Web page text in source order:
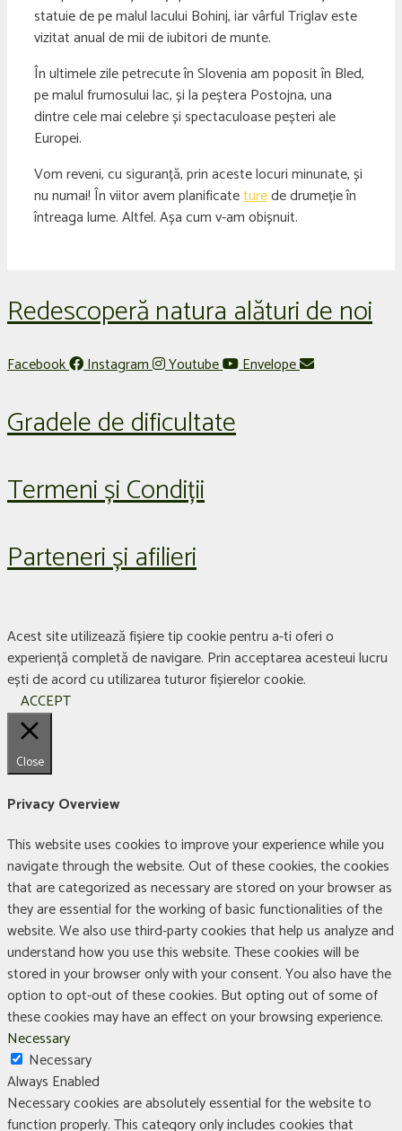
statuie de pe malul lacului Bohinj, iar vârful Triglav este
vizitat anual de mii de iubitori de munte.
În ultimele zile petrecute în Slovenia am poposit în Bled,
pe malul frumosului lac, și la peștera Postojna, una
dintre cele mai celebre și spectaculoase peșteri ale
Europei.
Vom reveni, cu siguranță, prin aceste locuri minunate, și
nu numai! În viitor avem planificateturede drumeție în
întreaga lume. Altfel. Așa cum v-am obișnuit.
Redescoperă natura alături de noi
Facebook Instagram Youtube Envelope
Gradele de dificultate
Termeni și Condiții
Parteneri și afilieri
Acest site utilizează fișiere tip cookie pentru a-ti oferi o
experiență completă de navigare. Prin acceptarea acesteui lucru
ești de acord cu utilizarea tuturor fișierelor cookie.
ACCEPT
Close
Privacy Overview
This website uses cookies to improve your experience while you
navigate through the website. Out of these cookies, the cookies
that are categorized as necessary are stored on your browser as
they are essential for the working of basic functionalities of the
website. We also use third-party cookies that help us analyze and
understand how you use this website. These cookies will be
stored in your browser only with your consent. You also have the
option to opt-out of these cookies. But opting out of some of
these cookies may have an effect on your browsing experience.
Necessary
Necessary
Always Enabled
Necessary cookies are absolutely essential for the website to
function properly. This category only includes cookies that